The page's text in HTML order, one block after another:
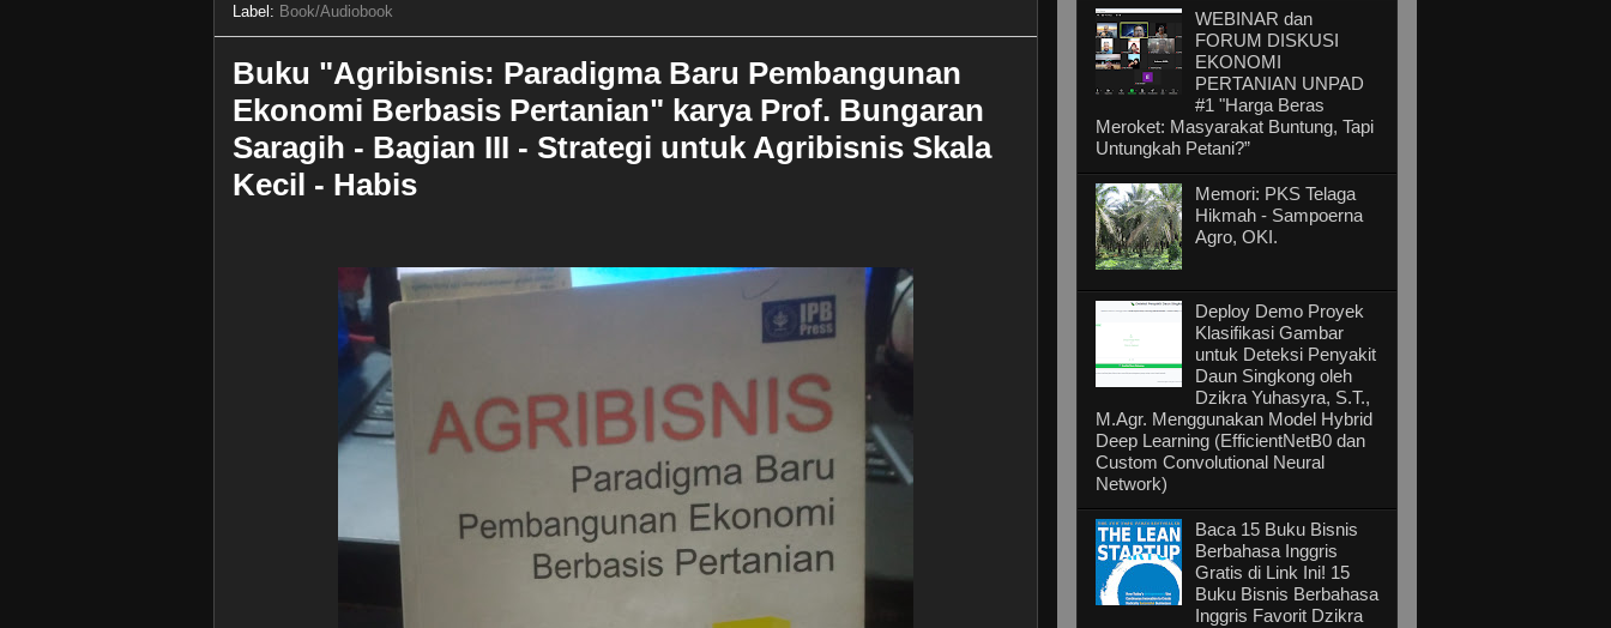
Label: Book/Audiobook
Buku "Agribisnis: Paradigma Baru Pembangunan
Ekonomi Berbasis Pertanian" karya Prof. Bungaran
Saragih - Bagian III - Strategi untuk Agribisnis Skala
Kecil - Habis
WEBINAR dan
FORUM DISKUSI
EKONOMI
PERTANIAN UNPAD
#1 "Harga Beras
Meroket: Masyarakat Buntung, Tapi
Untungkah Petani?”
Memori: PKS Telaga
Hikmah - Sampoerna
Agro, OKI.
Deploy Demo Proyek
Klasifikasi Gambar
untuk Deteksi Penyakit
Daun Singkong oleh
Dzikra Yuhasyra, S.T.,
M.Agr. Menggunakan Model Hybrid
Deep Learning (EfficientNetB0 dan
Custom Convolutional Neural
Network)
Baca 15 Buku Bisnis
Berbahasa Inggris
Gratis di Link Ini! 15
Buku Bisnis Berbahasa
Inggris Favorit Dzikra